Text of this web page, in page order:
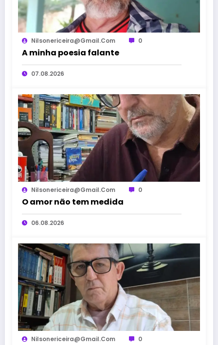
Nilsonericeira@gmail.com 0
A minha poesia falante
07.08.2026
Nilsonericeira@gmail.com 0
O amor não tem medida
06.08.2026
Nilsonericeira@gmail.com 0